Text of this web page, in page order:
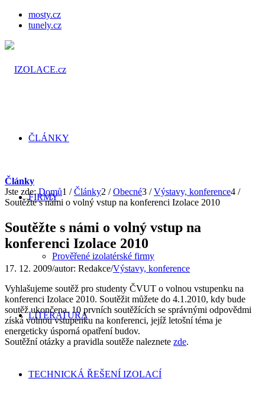
mosty.cz
tunely.cz
ČLÁNKY
FIRMY
Prověřené izolatérské firmy
LITERATURA
TECHNICKÁ ŘEŠENÍ IZOLACÍ
Články
Jste zde: Domů1 / Články2 / Obecné3 / Výstavy, konference4 /
Soutěžte s námi o volný vstup na konferenci Izolace 2010
Soutěžte s námi o volný vstup na
konferenci Izolace 2010
17. 12. 2009/autor: Redakce/Výstavy, konference
Vyhlašujeme soutěž pro studenty ČVUT o volnou vstupenku na
konferenci Izolace 2010. Soutěžit můžete do 4.1.2010, kdy bude
soutěž ukončena. 10 prvních soutěžících se správnými odpovědmi
získá volnou vstupenku na konferenci, jejíž letošní téma je
energeticky úsporná opatření budov.
Soutěžní otázky a pravidla soutěže naleznete zde.